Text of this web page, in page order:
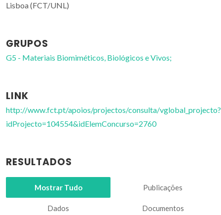
Lisboa (FCT/UNL)
GRUPOS
G5 - Materiais Biomiméticos, Biológicos e Vivos;
LINK
http://www.fct.pt/apoios/projectos/consulta/vglobal_projecto?
idProjecto=104554&idElemConcurso=2760
RESULTADOS
Mostrar Tudo Publicações
Dados Documentos